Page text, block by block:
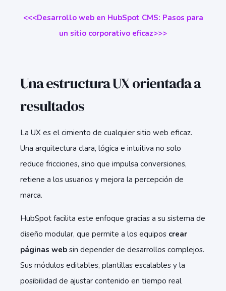
<<<Desarrollo web en HubSpot CMS: Pasos para
un sitio corporativo eficaz>>>
Una estructura UX orientada a
resultados
La UX es el cimiento de cualquier sitio web eficaz.
Una arquitectura clara, lógica e intuitiva no solo
reduce fricciones, sino que impulsa conversiones,
retiene a los usuarios y mejora la percepción de
marca.
HubSpot facilita este enfoque gracias a su sistema de
diseño modular, que permite a los equipos crear
páginas web sin depender de desarrollos complejos.
Sus módulos editables, plantillas escalables y la
posibilidad de ajustar contenido en tiempo real